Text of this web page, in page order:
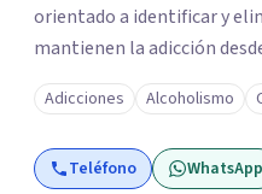
orientado a identificar y
mantienen la adicción
Adicciones Alcoholismo
Teléfono WhatsApp